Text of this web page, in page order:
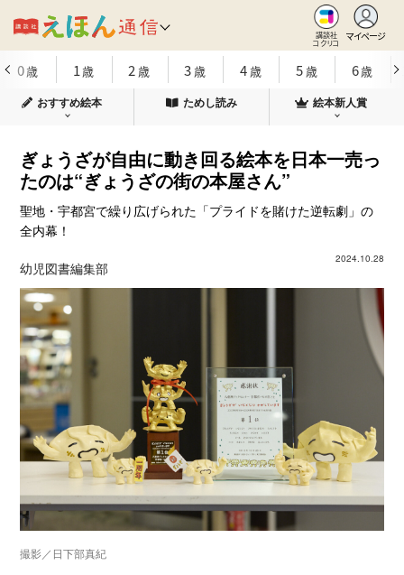
講談社
コクリコ
マイページ
0歳 1歳 2 歳 3歳 4歳 5歳 6歳
おすすめ絵本 ためし読み 絵本新人賞
ぎょうざが自由に動き回る絵本を日本一売っ
たのは“ぎょうざの街の本屋さん”
聖地・宇都宮で繰り広げられた「プライドを賭けた逆転劇」の
全内幕！
2024.10.28
幼児図書編集部
撮影／日下部真紀